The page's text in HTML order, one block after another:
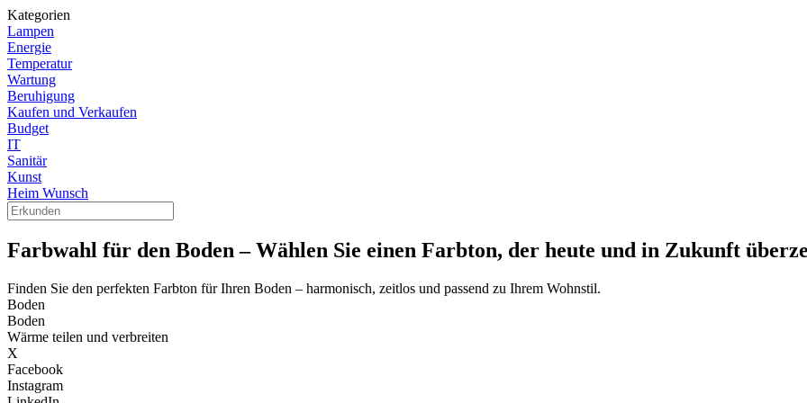
Kategorien
Lampen
Energie
Temperatur
Wartung
Beruhigung
Kaufen und Verkaufen
Budget
IT
Sanitär
Kunst
Heim Wunsch
Farbwahl für den Boden – Wählen Sie einen Farbton, der heute und in Zukunft
Finden Sie den perfekten Farbton für Ihren Boden – harmonisch, zeitlos und passend zu Ihrem Wohnstil.
Boden
Boden
Wärme teilen und verbreiten
X
Facebook
Instagram